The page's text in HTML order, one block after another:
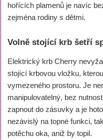
hořících plamenů je navíc
zejména rodiny s dětmi.
Volně stojící krb šetří
Elektrický krb Cherry
stojící krbovou vložku,
vymezeného prostoru. Je
manipulovatelný, bez
zapnout do zásuvky a je
nezávislý na topné funkci,
potěchu oka, aniž by topil.